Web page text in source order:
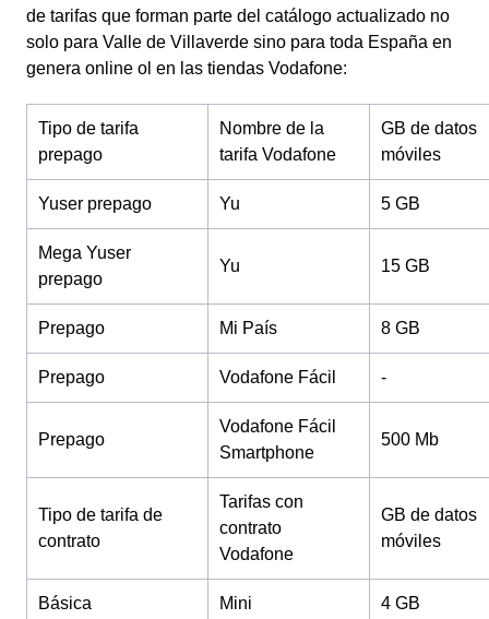
de tarifas que forman parte del catálogo actualizado no
solo para Valle de Villaverde sino para toda España en
genera online ol en las tiendas Vodafone:
Tipo de tarifa
prepago
Nombre de la
tarifa Vodafone
GB de datos
móviles
Yuser prepago Yu 5 GB
Mega Yuser
prepago
Yu 15 GB
Prepago Mi País 8 GB
Prepago Vodafone Fácil -
Prepago
Vodafone Fácil
Smartphone
500 Mb
Tipo de tarifa de
contrato
Tarifas con
contrato
Vodafone
GB de datos
móviles
Básica Mini 4 GB